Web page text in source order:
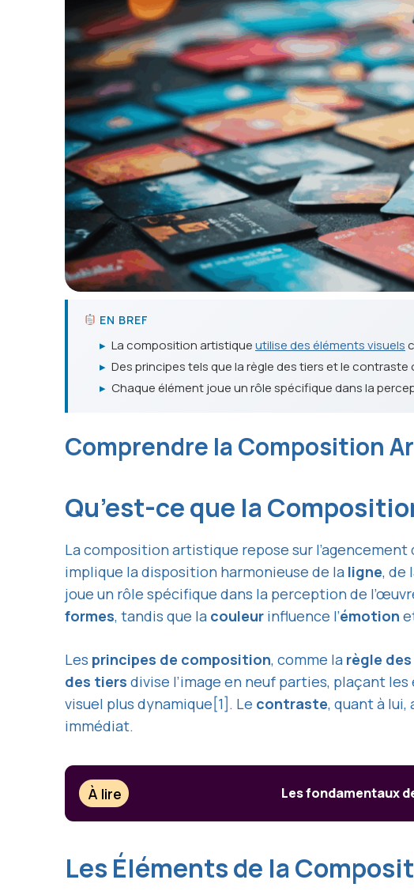
EN BREF
▸ La composition artistiqueutilise des éléments visuels
▸ Des principes tels que la règle des tiers et le
▸ Chaque élément joue un rôle spécifique dans la
Comprendre la Composition
Qu’est-ce que la
La composition artistique repose sur l’agencement
implique la disposition harmonieuse de la ligne, de
joue un rôle spécifique dans la perception de
formes, tandis que la couleur influence l’émotion
Les principes de composition, comme la règle
des tiers divise l’image en neuf parties, plaçant
visuel plus dynamique[1]. Le contraste, quant à
immédiat.
À lire Les fondamentaux
Les Éléments de la